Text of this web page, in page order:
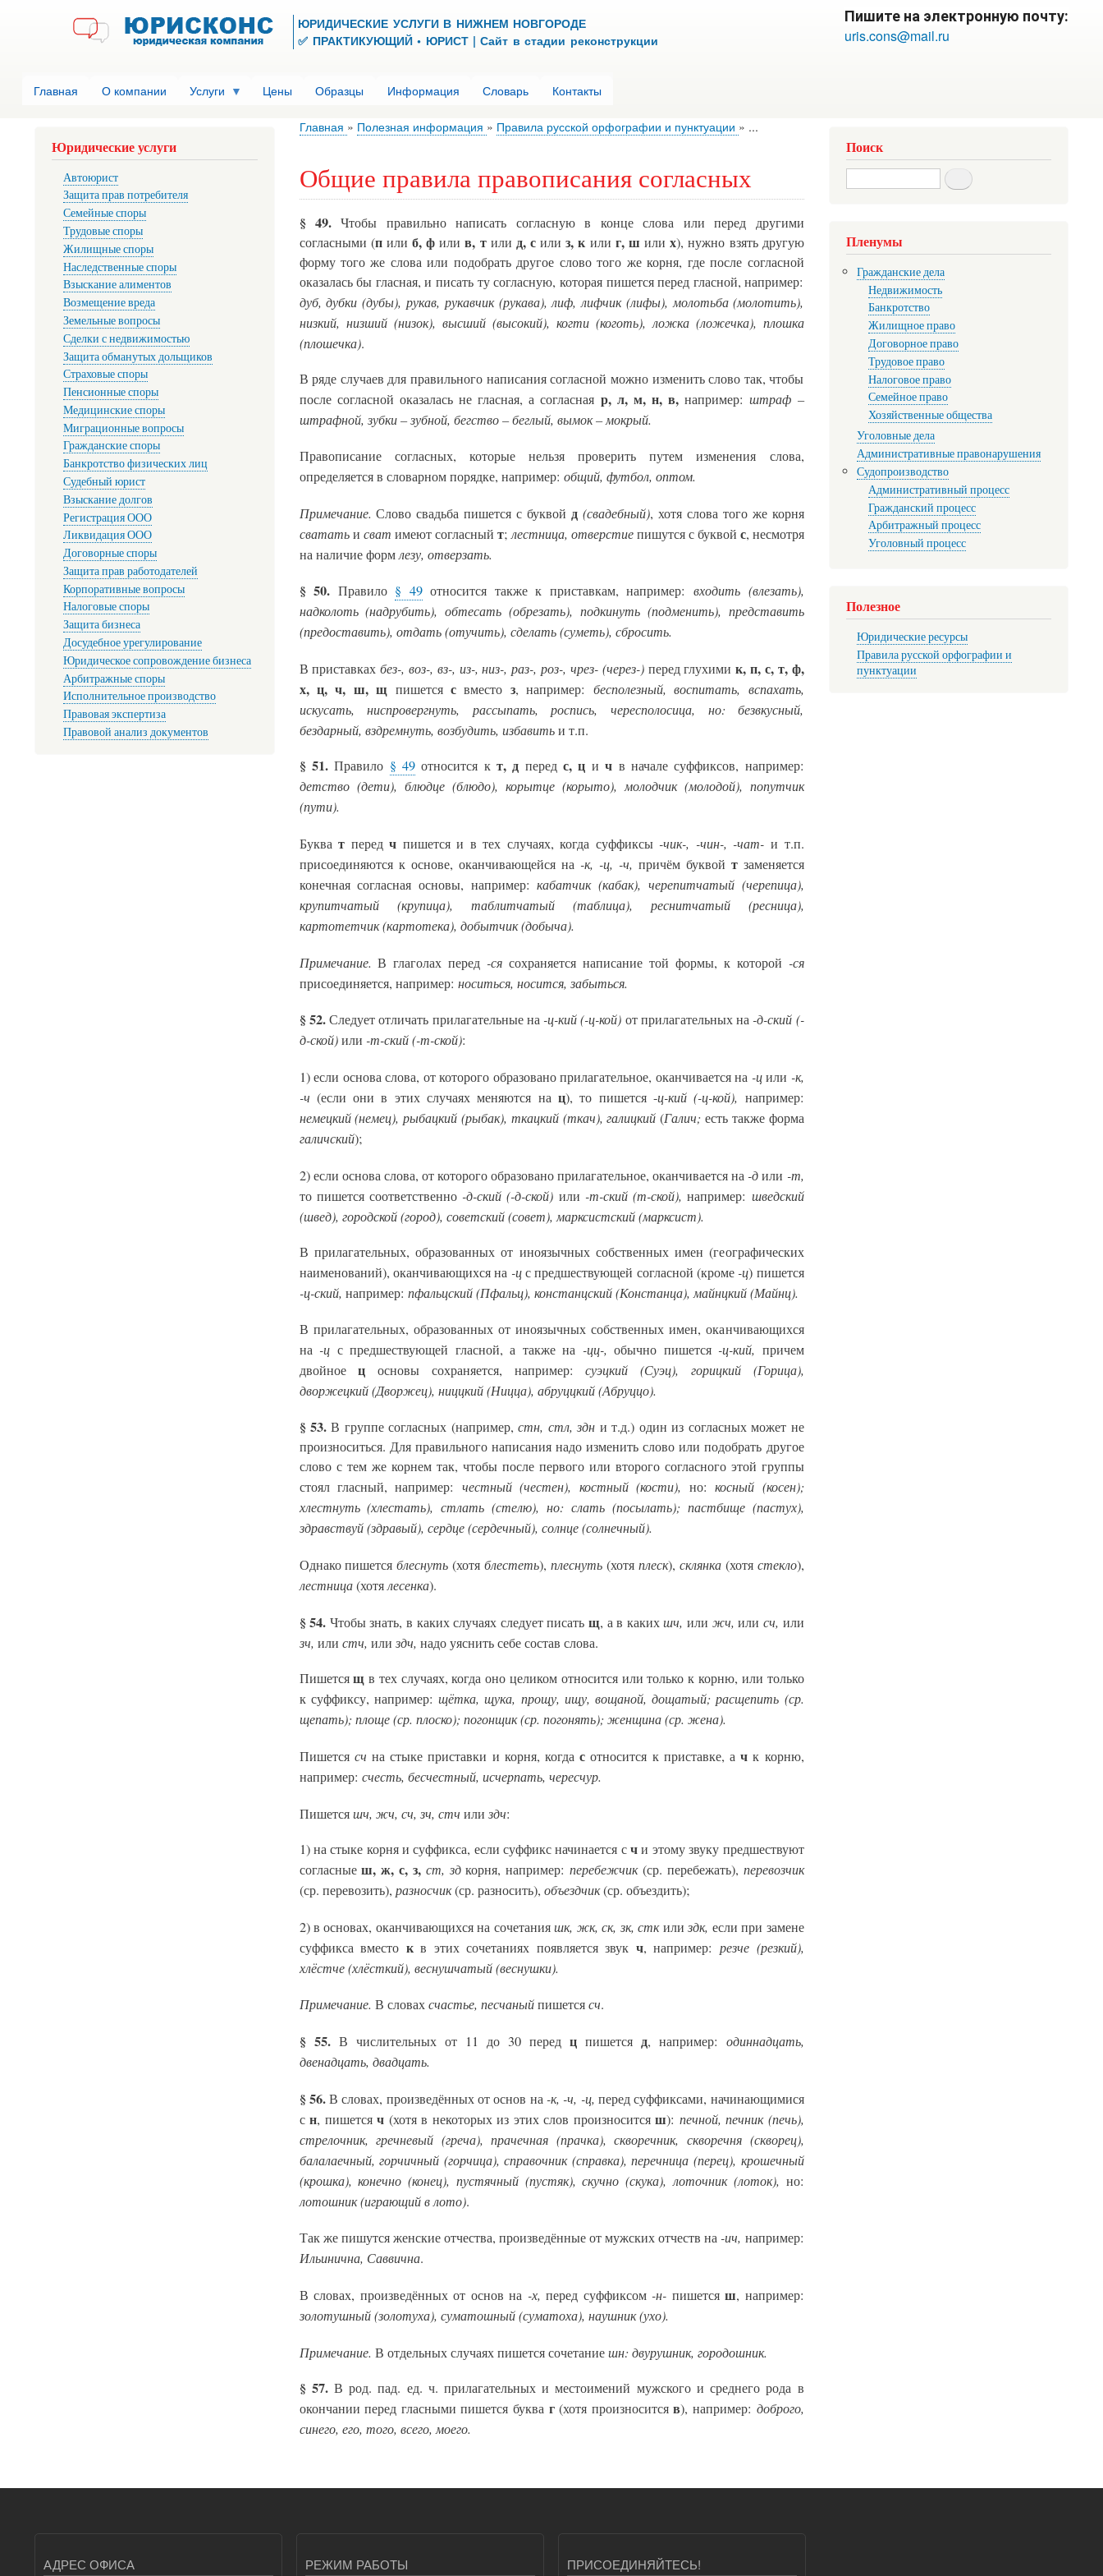
к
основному
ЮРИДИЧЕСКИЕ УСЛУГИ В НИЖНЕМ НОВГОРОДЕ
✅ ПРАКТИКУЮЩИЙ • ЮРИСТ | Сайт в стадии реконструкции
Пишите на электронную почту:
uris.cons@mail.ru
Главная О компании Услуги Цены Образцы Информация Словарь Контакты
Главная Полезная информация Правила русской орфографии и пунктуации ...
Общие правила правописания согласных
§ 49.Чтобы правильно написать согласную в конце слова или перед другими
согласными (пили б, ф илив, тили д, с илиз, к или г, ш илих), нужно взять другую
форму того же слова или подобрать другое слово того же корня, где после согласной
оказалась бы гласная, и писать ту согласную, которая пишется перед гласной, например:
дуб, дубки (дубы), рукав, рукавчик (рукава), лиф, лифчик (лифы), молотьба (молотить),
низкий, низший (низок), высший (высокий), когти (коготь), ложка (ложечка), плошка
(плошечка).
В ряде случаев для правильного написания согласной можно изменить слово так, чтобы
после согласной оказалась не гласная, а согласная р, л, м, н, в, например:штраф –
штрафной, зубки – зубной, бегство – беглый, вымок – мокрый.
Правописание согласных, которые нельзя проверить путем изменения слова,
определяется в словарном порядке, например: общий, футбол, оптом.
Примечание. Слово свадьба пишется с буквой д (свадебный), хотя слова того же корня
свататьи сват имеют согласный т;лестница, отверстиепишутся с буквой с, несмотря
на наличие формлезу, отверзать.
§ 50. Правило § 49относится также к приставкам, например: входить (влезать),
надколоть (надрубить), обтесать (обрезать), подкинуть (подменить), представить
(предоставить), отдать (отучить), сделать (суметь), сбросить.
В приставкахбез-, воз-, вз-, из-, низ-, раз-, роз-, чрез- (через-)перед глухимик, п, с, т, ф,
х, ц, ч, ш, щ пишетсяс вместо з, например: бесполезный, воспитать, вспахать,
искусать, ниспровергнуть, рассыпать, роспись, чересполосица, но: безвкусный,
бездарный, вздремнуть, возбудить, избавитьи т.п.
§ 51.Правило § 49относится к т, д передс, ц ич в начале суффиксов, например:
детство (дети), блюдце (блюдо), корытце (корыто), молодчик (молодой), попутчик
(пути).
Букват передч пишется и в тех случаях, когда суффиксы -чик-, -чин-, -чат- и т.п.
присоединяются к основе, оканчивающейся на -к, -ц, -ч, причём буквой тзаменяется
конечная согласная основы, например:кабатчик (кабак), черепитчатый (черепица),
крупитчатый (крупица), таблитчатый (таблица), реснитчатый (ресница),
картотетчик (картотека), добытчик (добыча).
Примечание. В глаголах перед -ся сохраняется написание той формы, к которой -ся
присоединяется, например: носиться, носится, забыться.
§ 52.Следует отличать прилагательные на -ц-кий (-ц-кой) от прилагательных на -д-ский (-
д-ской)или -т-ский (-т-ской):
1) если основа слова, от которого образовано прилагательное, оканчивается на -цили -к,
-ч (если они в этих случаях меняются на ц), то пишется -ц-кий (-ц-кой), например:
немецкий (немец), рыбацкий (рыбак), ткацкий (ткач), галицкий (Галич; есть также форма
галичский);
2) если основа слова, от которого образовано прилагательное, оканчивается на -дили -т,
то пишется соответственно -д-ский (-д-ской) или -т-ский (т-ской), например: шведский
(швед), городской (город), советский (совет), марксистский (марксист).
В прилагательных, образованных от иноязычных собственных имен (географических
наименований), оканчивающихся на -цс предшествующей согласной (кроме -ц) пишется
-ц-ский, например: пфальцский (Пфальц), констанцский (Констанца), майнцкий (Майнц).
В прилагательных, образованных от иноязычных собственных имен, оканчивающихся
на -ц с предшествующей гласной, а также на -цц-, обычно пишется -ц-кий, причем
двойноец основы сохраняется, например:суэцкий (Суэц), горицкий (Горица),
дворжецкий (Дворжец), ниццкий (Ницца), абруццкий (Абруццо).
§ 53.В группе согласных (например,стн, стл, здн и т.д.) один из согласных может не
произноситься. Для правильного написания надо изменить слово или подобрать другое
слово с тем же корнем так, чтобы после первого или второго согласного этой группы
стоял гласный, например: честный (честен), костный (кости), но:косный (косен);
хлестнуть (хлестать), стлать (стелю), но: слать (посылать); пастбище (пастух),
здравствуй (здравый), сердце (сердечный), солнце (солнечный).
Однако пишетсяблеснуть (хотяблестеть),плеснуть (хотя плеск), склянка(хотя стекло),
лестница(хотялесенка).
§ 54. Чтобы знать, в каких случаях следует писатьщ, а в какихшч, или жч, или сч, или
зч, или стч, или здч, надо уяснить себе состав слова.
Пишетсящ в тех случаях, когда оно целиком относится или только к корню, или только
к суффиксу, например:щётка, щука, прощу, ищу, вощаной, дощатый; расщепить (ср.
щепать); площе (ср. плоско); погонщик (ср. погонять); женщина (ср. жена).
Пишется сч на стыке приставки и корня, когдас относится к приставке, ач к корню,
например: счесть, бесчестный, исчерпать, чересчур.
Пишетсяшч, жч, сч, зч, стч или здч:
1) на стыке корня и суффикса, если суффикс начинается счи этому звуку предшествуют
согласныеш, ж, с, з, ст, здкорня, например:перебежчик(ср. перебежать), перевозчик
(ср. перевозить), разносчик(ср. разносить), объездчик(ср. объездить);
2) в основах, оканчивающихся на сочетанияшк, жк, ск, зк, сткилиздк, если при замене
суффикса вместо кв этих сочетаниях появляется звук ч, например: резче (резкий),
хлёстче (хлёсткий), веснушчатый (веснушки).
Примечание. В словахсчастье, песчаныйпишетсясч.
§ 55.В числительных от 11 до 30 перед цпишется д, например: одиннадцать,
двенадцать, двадцать.
§ 56.В словах, произведённых от основ на -к, -ч, -ц, перед суффиксами, начинающимися
с н, пишется ч (хотя в некоторых из этих слов произносится ш): печной, печник (печь),
стрелочник, гречневый (греча), прачечная (прачка), скворечник, скворечня (скворец),
балалаечный, горчичный (горчица), справочник (справка), перечница (перец), крошечный
(крошка), конечно (конец), пустячный (пустяк), скучно (скука), лоточник (лоток), но:
лотошник (играющий в лото).
Так же пишутся женские отчества, произведённые от мужских отчеств на -ич, например:
Ильинична, Саввична.
В словах, произведённых от основ на -х, перед суффиксом -н- пишется ш, например:
золотушный (золотуха), суматошный (суматоха), наушник (ухо).
Примечание. В отдельных случаях пишется сочетаниешн: двурушник, городошник.
§ 57.В род. пад. ед. ч. прилагательных и местоимений мужского и среднего рода в
окончании перед гласными пишется буква г(хотя произноситсяв), например: доброго,
синего, его, того, всего, моего.
Юридические услуги
Автоюрист
Защита прав потребителя
Семейные споры
Трудовые споры
Жилищные споры
Наследственные споры
Взыскание алиментов
Возмещение вреда
Земельные вопросы
Сделки с недвижимостью
Защита обманутых дольщиков
Страховые споры
Пенсионные споры
Медицинские споры
Миграционные вопросы
Гражданские споры
Банкротство физических лиц
Судебный юрист
Взыскание долгов
Регистрация ООО
Ликвидация ООО
Договорные споры
Защита прав работодателей
Корпоративные вопросы
Налоговые споры
Защита бизнеса
Досудебное урегулирование
Юридическое сопровождение бизнеса
Арбитражные споры
Исполнительное производство
Правовая экспертиза
Правовой анализ документов
Поиск
Search
Пленумы
Гражданские дела
Недвижимость
Банкротство
Жилищное право
Договорное право
Трудовое право
Налоговое право
Семейное право
Хозяйственные общества
Уголовные дела
Административные правонарушения
Судопроизводство
Административный процесс
Гражданский процесс
Арбитражный процесс
Уголовный процесс
Полезное
Юридические ресурсы
Правила русской орфографии и
пунктуации
АДРЕС ОФИСА РЕЖИМ РАБОТЫ ПРИСОЕДИНЯЙТЕСЬ!